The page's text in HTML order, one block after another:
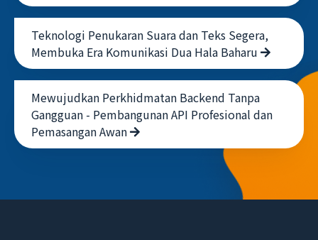
Teknologi Penukaran Suara dan Teks Segera,
Membuka Era Komunikasi Dua Hala Baharu
Mewujudkan Perkhidmatan Backend Tanpa
Gangguan - Pembangunan API Profesional dan
Pemasangan Awan